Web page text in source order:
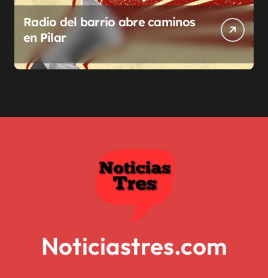
Radio del barrio abre caminos
en Pilar
Noticiastres.com